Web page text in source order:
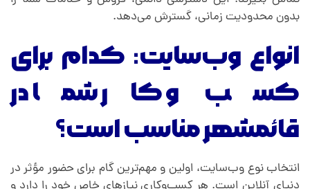
بدون محدودیت زمانی، گسترش می‌دهد.
انواع وب‌سایت: کدام برای
کسب و کار شما در
قائمشهر مناسب است؟
انتخاب نوع وب‌سایت، اولین و مهم‌ترین گام برای حضور مؤثر در